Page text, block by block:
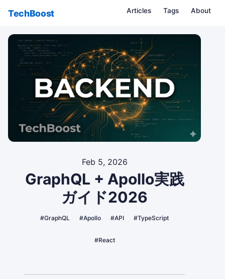
TechBoost Articles Tags About
Feb 5, 2026
GraphQL + Apollo実践
ガイド2026
#GraphQL #Apollo #API #TypeScript
#React